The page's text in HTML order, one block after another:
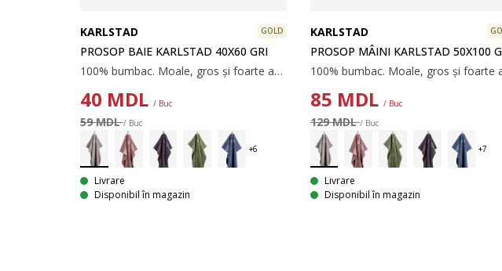
KARLSTAD GOLD
PROSOP BAIE KARLSTAD 40X60 GRI
100% bumbac. Moale, gros și foarte absorbant. 500 g/m². 40x60 cm
40 MDL / Buc
59 MDL/ Buc
Livrare
Disponibil în magazin
KARLSTAD
PROSOP MÂINI KARLSTAD 50X100
85 MDL / Buc
129 MDL/ Buc
Livrare
Disponibil în magazin